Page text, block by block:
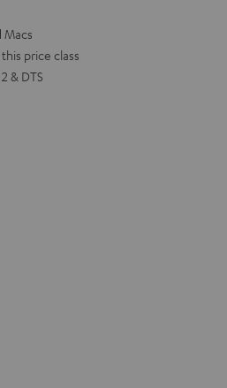
Macs
price class
& DTS